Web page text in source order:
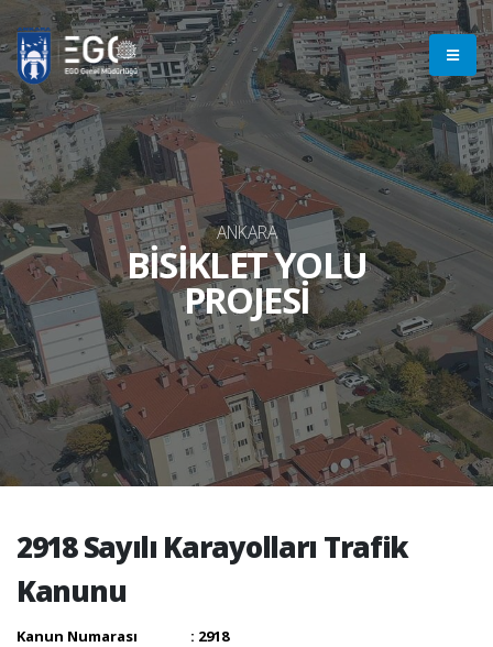
ANKARA
BİSİKLET YOLU
PROJESİ
2918 Sayılı Karayolları Trafik
Kanunu
Kanun Numarası : 2918